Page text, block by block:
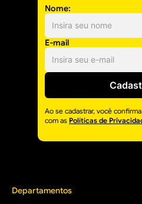
Nome:
E-mail
Ao se cadastrar, você
com as Políticas de
Departamentos